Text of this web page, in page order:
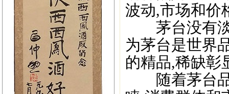
波动,市场和价
茅台没有淡
为茅台是世界
的精品,稀缺彰
随着茅台品